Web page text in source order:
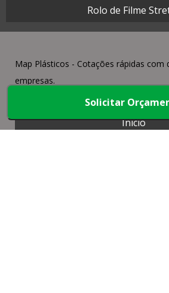
Solicitar
Rolo de Filme
Map Plásticos - Cotações rápidas com
empresas.
Início